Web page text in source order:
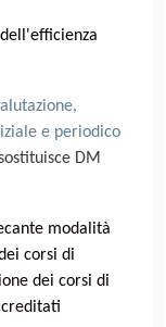
e periodico
DM
modalità
corsi di
dei corsi di